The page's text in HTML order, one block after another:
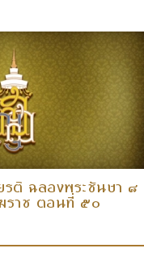
รติ ฉลองพระชันษา ๘
ราช ตอนที่ ๕๐